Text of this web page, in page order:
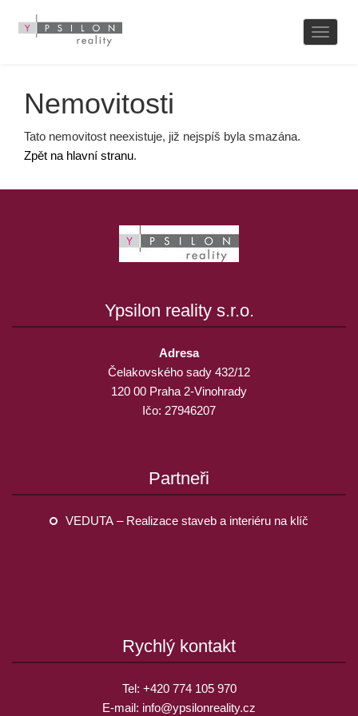
Nemovitosti
Tato nemovitost neexistuje, již nejspíš byla smazána.
Zpět na hlavní stranu.
Ypsilon reality s.r.o.
Adresa
Čelakovského sady 432/12
120 00 Praha 2-Vinohrady
Ičo: 27946207
Partneři
VEDUTA – Realizace staveb a interiéru na klíč
Rychlý kontakt
Tel: +420 774 105 970
E-mail: info@ypsilonreality.cz